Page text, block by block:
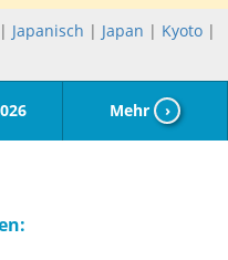
| Japanisch | Japan | Kyoto |
Mehr ›